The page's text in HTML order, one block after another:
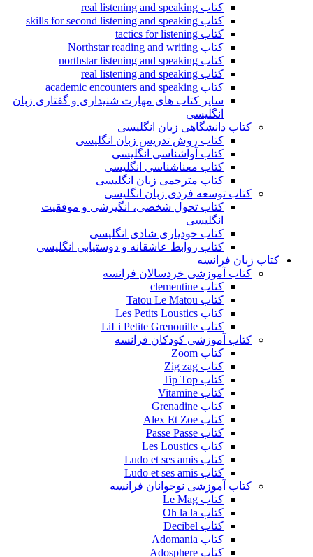
کتاب real listening and speaking
کتاب skills for second listening and speaking
کتاب tactics for listening
کتاب Northstar reading and writing
کتاب northstar listening and speaking
کتاب real listening and speaking
کتاب academic encounters and speaking
سایر کتاب های مهارت شنیداری و گفتاری زبان
انگلیسی
کتاب دانشگاهی زبان انگلیسی
کتاب روش تدریس زبان انگلیسی
کتاب آواشناسی انگلیسی
کتاب معناشناسی انگلیسی
کتاب مترجمی زبان انگلیسی
کتاب توسعه فردی زبان انگلیسی
کتاب تحول شخصی، انگیزشی و موفقیت
انگلیسی
کتاب خودیاری شادی انگلیسی
کتاب روابط عاشقانه و دوستیابی انگلیسی
کتاب زبان فرانسه
کتاب آموزشی خردسالان فرانسه
کتاب clementine
کتاب Tatou Le Matou
کتاب Les Petits Loustics
کتاب LiLi Petite Grenouille
کتاب آموزشی کودکان فرانسه
کتاب Zoom
کتاب Zig zag
کتاب Tip Top
کتاب Vitamine
کتاب Grenadine
کتاب Alex Et Zoe
کتاب Passe Passe
کتاب Les Loustics
کتاب Ludo et ses amis
کتاب Ludo et ses amis
کتاب آموزشی نوجوانان فرانسه
کتاب Le Mag
کتاب Oh la la
کتاب Decibel
کتاب Adomania
کتاب Adosphere